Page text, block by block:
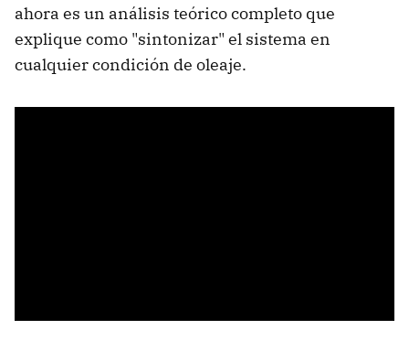
ahora es un análisis teórico completo que
explique como "sintonizar" el sistema en
cualquier condición de oleaje.